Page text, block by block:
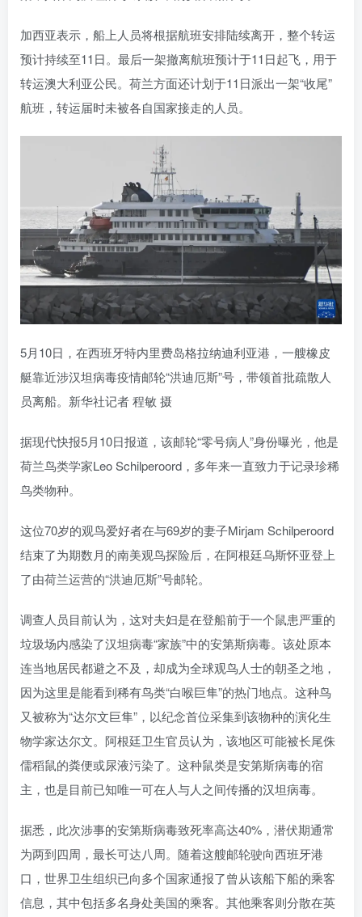
加西亚表示，船上人员将根据航班安排陆续离开，整个转运
预计持续至11日。最后一架撤离航班预计于11日起飞，用于
转运澳大利亚公民。荷兰方面还计划于11日派出一架“收尾”
航班，转运届时未被各自国家接走的人员。
5月10日，在西班牙特内里费岛格拉纳迪利亚港，一艘橡皮
艇靠近涉汉坦病毒疫情邮轮“洪迪厄斯”号，带领首批疏散人
员离船。新华社记者 程敏 摄
据现代快报5月10日报道，该邮轮“零号病人”身份曝光，他是
荷兰鸟类学家Leo Schilperoord，多年来一直致力于记录珍稀
鸟类物种。
这位70岁的观鸟爱好者在与69岁的妻子Mirjam Schilperoord
结束了为期数月的南美观鸟探险后，在阿根廷乌斯怀亚登上
了由荷兰运营的“洪迪厄斯”号邮轮。
调查人员目前认为，这对夫妇是在登船前于一个鼠患严重的
垃圾场内感染了汉坦病毒“家族”中的安第斯病毒。该处原本
连当地居民都避之不及，却成为全球观鸟人士的朝圣之地，
因为这里是能看到稀有鸟类“白喉巨隼”的热门地点。这种鸟
又被称为“达尔文巨隼”，以纪念首位采集到该物种的演化生
物学家达尔文。阿根廷卫生官员认为，该地区可能被长尾侏
儒稻鼠的粪便或尿液污染了。这种鼠类是安第斯病毒的宿
主，也是目前已知唯一可在人与人之间传播的汉坦病毒。
据悉，此次涉事的安第斯病毒致死率高达40%，潜伏期通常
为两到四周，最长可达八周。随着这艘邮轮驶向西班牙港
口，世界卫生组织已向多个国家通报了曾从该船下船的乘客
信息，其中包括多名身处美国的乘客。其他乘客则分散在英